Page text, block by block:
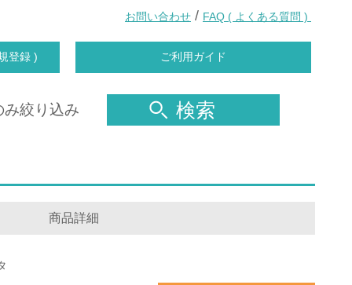
お問い合わせ / FAQ ( よくある質問 )
登録 ) ご利用ガイド
み絞り込み 検索
商品詳細